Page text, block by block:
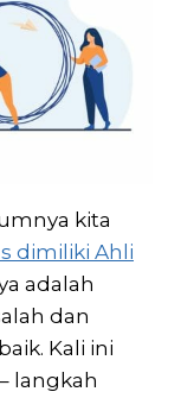
kita
dimiliki Ahli
adalah
dan
Kali ini
langkah